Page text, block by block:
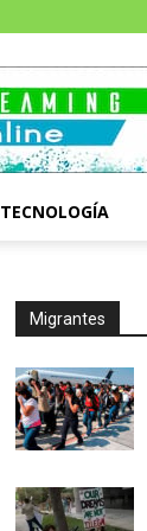
TECNOLOGÍA
Migrantes